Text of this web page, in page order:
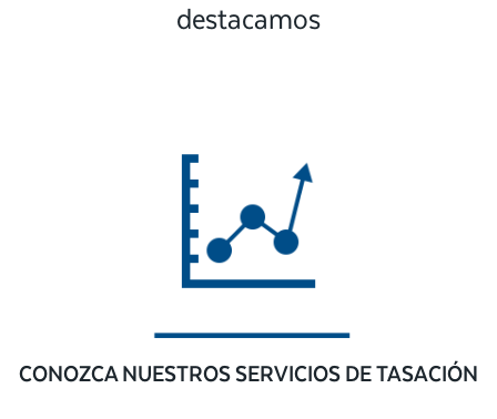
destacamos
CONOZCA NUESTROS SERVICIOS DE TASACIÓN